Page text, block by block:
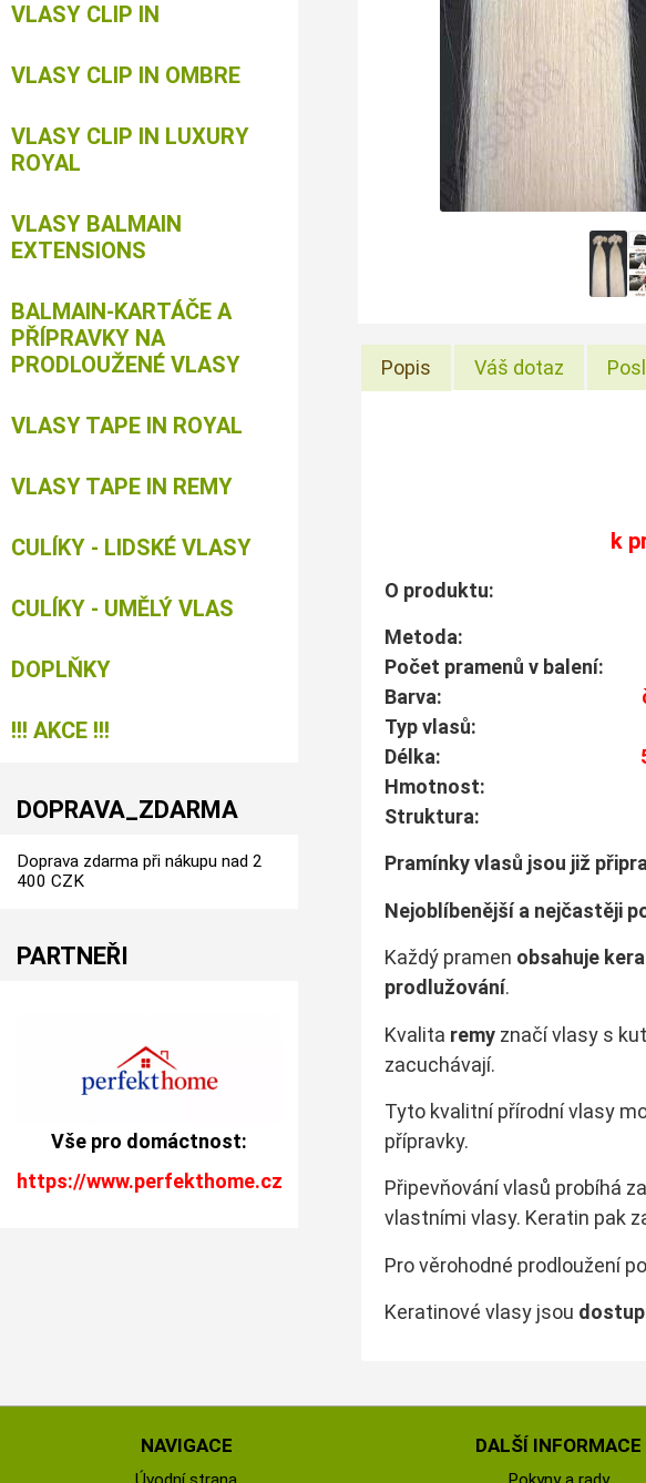
Popis Váš dotaz
k
O produktu:
Metoda:
Počet pramenů v
Barva:
Typ vlasů: 100%
Délka:
Hmotnost: 0,5g
Struktura:
Pramínky vlasů jsou již
Nejoblíbenější a nejčastěji
Každý pramen obsahuje
prodlužování.
Kvalita remy značí vlasy s
zacuchávají.
Tyto kvalitní přírodní vlasy
přípravky.
Připevňování vlasů probíhá
vlastními vlasy. Keratin pak
Pro věrohodné prodloužení
Keratinové vlasy jsou
VLASY CLIP IN
VLASY CLIP IN OMBRE
VLASY CLIP IN LUXURY
ROYAL
VLASY BALMAIN
EXTENSIONS
BALMAIN-KARTÁČE A
PŘÍPRAVKY NA
PRODLOUŽENÉ VLASY
VLASY TAPE IN ROYAL
VLASY TAPE IN REMY
CULÍKY - LIDSKÉ VLASY
CULÍKY - UMĚLÝ VLAS
DOPLŇKY
!!! AKCE !!!
DOPRAVA_ZDARMA
Doprava zdarma při nákupu nad 2
400 CZK
PARTNEŘI
Vše pro domáctnost:
https://www.perfekthome.cz
NAVIGACE DALŠÍ INFORMACE